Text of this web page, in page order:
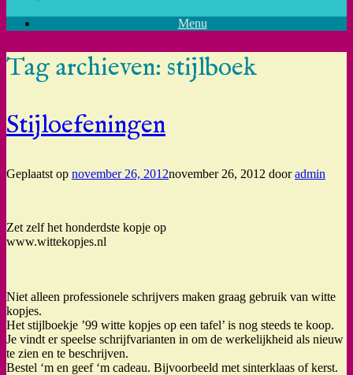
Menu
Tag archieven: stijlboek
Stijloefeningen
Geplaatst op november 26, 2012november 26, 2012 dooradmin
Zet zelf het honderdste kopje op
www.wittekopjes.nl
Niet alleen professionele schrijvers maken graag gebruik van witte
kopjes.
Het stijlboekje ’99 witte kopjes op een tafel’ is nog steeds te koop.
Je vindt er speelse schrijfvarianten in om de werkelijkheid als nieuw
te zien en te beschrijven.
Bestel ‘m en geef ‘m cadeau. Bijvoorbeeld met sinterklaas of kerst.